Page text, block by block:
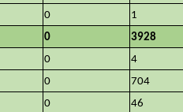
0
1
0
3928
0
4
0
704
0
46